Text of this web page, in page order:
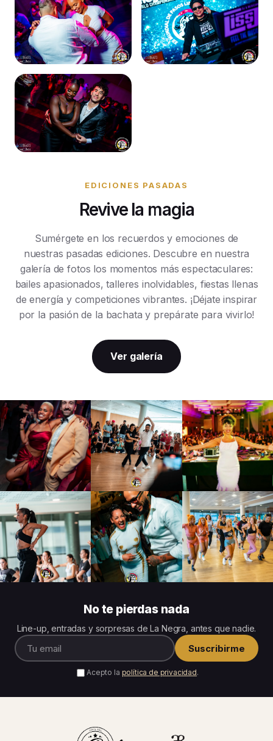
EDICIONES PASADAS
Revive la magia
Sumérgete en los recuerdos y emociones de
nuestras pasadas ediciones. Descubre en nuestra
galería de fotos los momentos más espectaculares:
bailes apasionados, talleres inolvidables, fiestas llenas
de energía y competiciones vibrantes. ¡Déjate inspirar
por la pasión de la bachata y prepárate para vivirlo!
Ver galería
No te pierdas nada
Line-up, entradas y sorpresas de La Negra, antes que nadie.
Suscribirme
Acepto la política de privacidad.